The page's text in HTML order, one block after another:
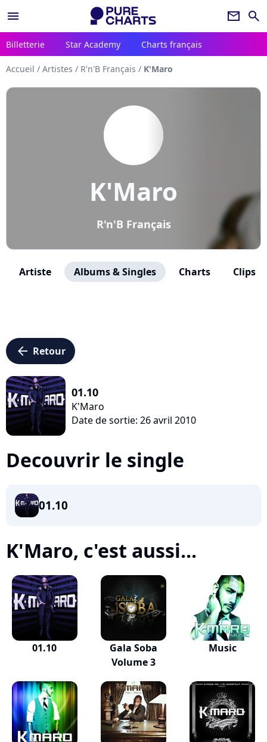
menu newsletter search
Billetterie Star Academy Charts français
Accueil / Artistes / R'n'B Français / K'Maro
K'Maro
R'n'B Français
Artiste Albums & Singles Charts Clips
arrow_left Retour
01.10
K'Maro
Date de sortie: 26 avril 2010
Decouvrir le single
01.10
K'Maro, c'est aussi...
01.10
Gala Soba
Volume 3
Music